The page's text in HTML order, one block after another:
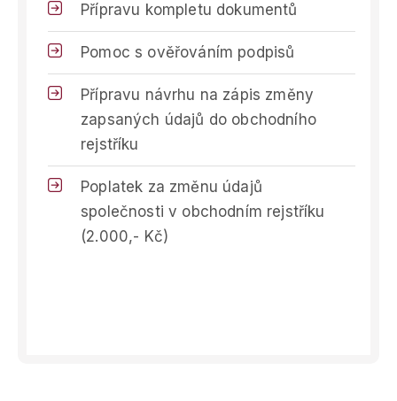
Přípravu kompletu dokumentů
Pomoc s ověřováním podpisů
Přípravu návrhu na zápis změny
zapsaných údajů do obchodního
rejstříku
Poplatek za změnu údajů
společnosti v obchodním rejstříku
(2.000,- Kč)